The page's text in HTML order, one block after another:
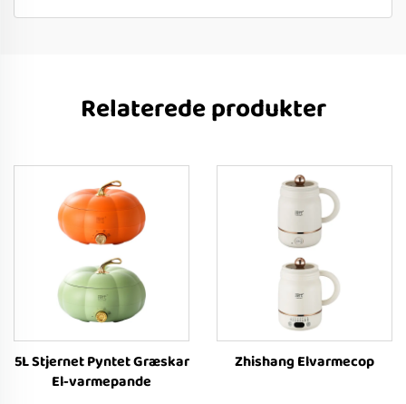
Relaterede produkter
5L Stjernet Pyntet Græskar
El-varmepande
Zhishang Elvarmecop